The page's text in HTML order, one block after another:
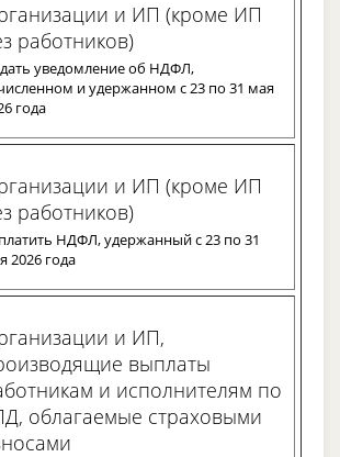
и ИП (кроме ИП
работников)
уведомление об НДФЛ,
и удержанном с 23 по 31 мая
года
и ИП (кроме ИП
работников)
НДФЛ, удержанный с 23 по 31
2026 года
и ИП,
выплаты
и исполнителям по
облагаемые страховыми